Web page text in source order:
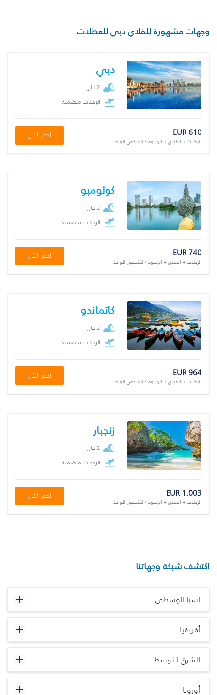
وجهات مشهورة للفلاي دبي للعطلات
دبي
2 ليال
الرحلات متضمنة
EUR 610
الرحلات + الفندق + الرسوم / للشخص الواحد
احجز الآن
كولومبو
2 ليال
الرحلات متضمنة
EUR 740
الرحلات + الفندق + الرسوم / للشخص الواحد
احجز الآن
كاتماندو
2 ليال
الرحلات متضمنة
EUR 964
الرحلات + الفندق + الرسوم / للشخص الواحد
احجز الآن
زنجبار
2 ليال
الرحلات متضمنة
EUR 1,003
الرحلات + الفندق + الرسوم / للشخص الواحد
احجز الآن
اكتشف شبكة وجهاتنا
آسيا الوسطى
أفريقيا
الشرق الأوسط
أوروبا